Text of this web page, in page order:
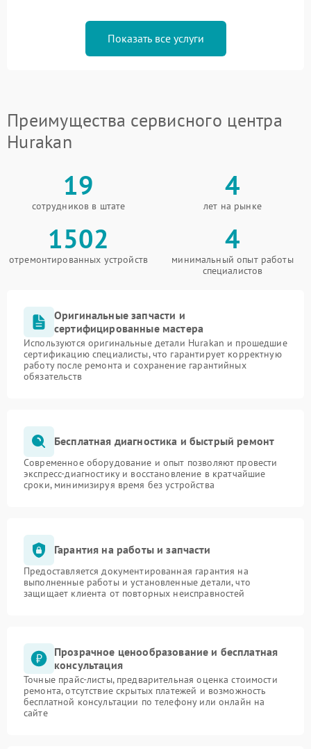
Показать все услуги
Преимущества сервисного центра
Hurakan
19
сотрудников в штате
4
лет на рынке
1502
отремонтированных устройств
4
минимальный опыт работы
специалистов
Оригинальные запчасти и
сертифицированные мастера
Используются оригинальные детали Hurakan и прошедшие
сертификацию специалисты, что гарантирует корректную
работу после ремонта и сохранение гарантийных
обязательств
Бесплатная диагностика и быстрый ремонт
Современное оборудование и опыт позволяют провести
экспресс-диагностику и восстановление в кратчайшие
сроки, минимизируя время без устройства
Гарантия на работы и запчасти
Предоставляется документированная гарантия на
выполненные работы и установленные детали, что
защищает клиента от повторных неисправностей
Прозрачное ценообразование и бесплатная
консультация
Точные прайс-листы, предварительная оценка стоимости
ремонта, отсутствие скрытых платежей и возможность
бесплатной консультации по телефону или онлайн на
сайте